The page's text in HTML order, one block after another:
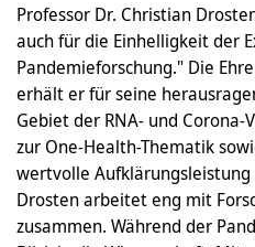
Professor Dr. Christian
auch für die Einhelligkeit der
Pandemieforschung." Die
erhält er für seine
Gebiet der RNA- und
zur One-Health-Thematik
wertvolle
Drosten arbeitet eng mit
zusammen. Während der